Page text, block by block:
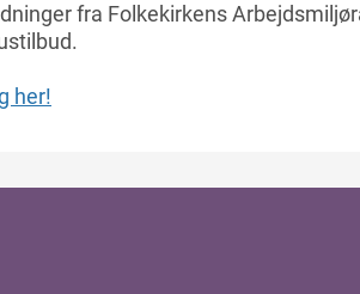
fra Folkekirkens
her!